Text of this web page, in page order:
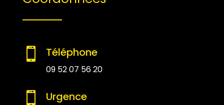
 Téléphone
09 52 07 56 20
 Urgence